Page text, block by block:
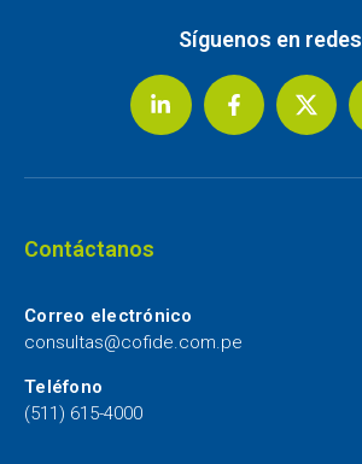
Síguenos en redes
Contáctanos
Correo electrónico
consultas@cofide.com.pe
Teléfono
(511) 615-4000